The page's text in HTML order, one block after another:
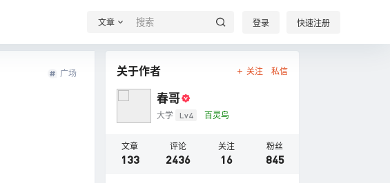
文章 登录 快速注册
广场 关于作者 关注 私信
春哥
大学 Lv4 百灵鸟
文章
133
评论
2436
关注
16
粉丝
845